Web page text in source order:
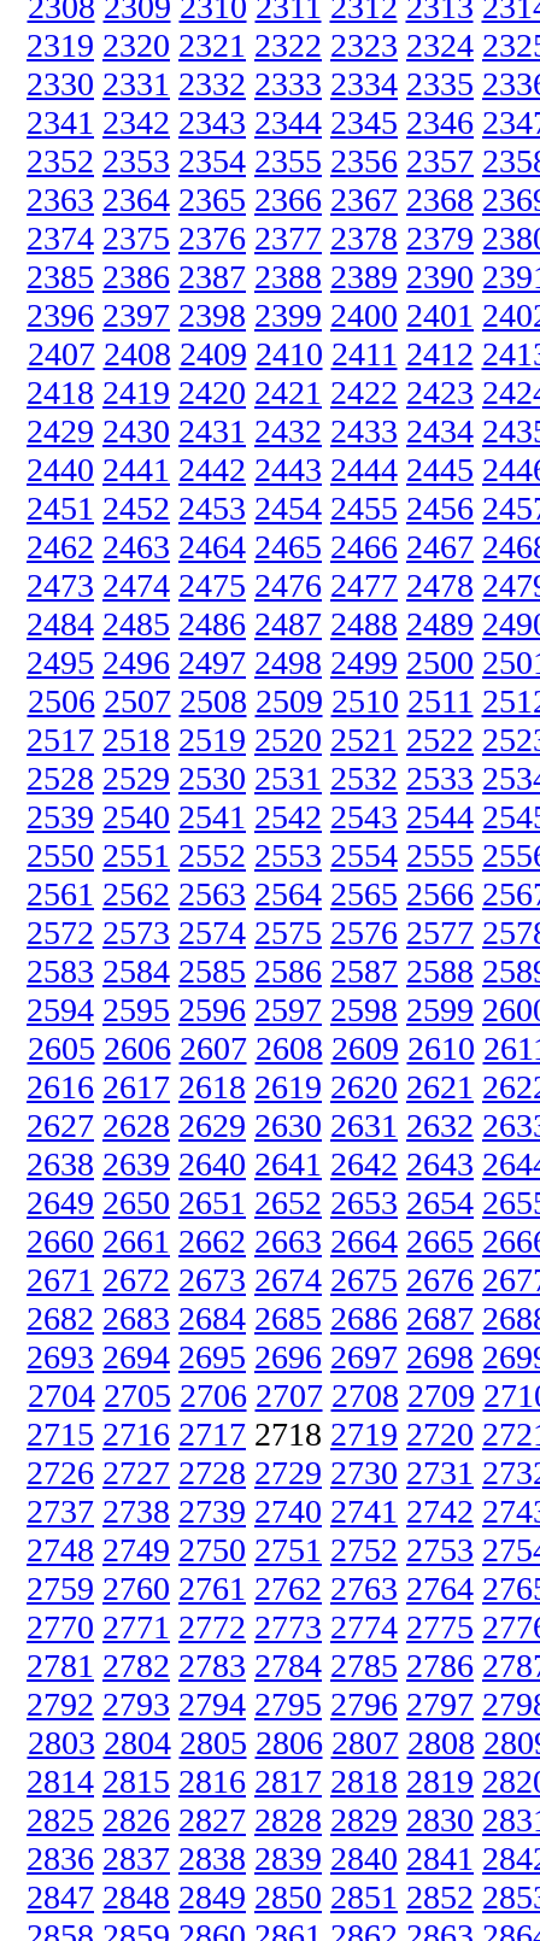
2319 2320 2321 2322 2323 2324
2330 2331 2332 2333 2334 2335
2341 2342 2343 2344 2345 2346
2352 2353 2354 2355 2356 2357
2363 2364 2365 2366 2367 2368
2374 2375 2376 2377 2378 2379
2385 2386 2387 2388 2389 2390
2396 2397 2398 2399 2400 2401
2407 2408 2409 2410 2411 2412
2418 2419 2420 2421 2422 2423
2429 2430 2431 2432 2433 2434
2440 2441 2442 2443 2444 2445
2451 2452 2453 2454 2455 2456
2462 2463 2464 2465 2466 2467
2473 2474 2475 2476 2477 2478
2484 2485 2486 2487 2488 2489
2495 2496 2497 2498 2499 2500
2506 2507 2508 2509 2510 2511
2517 2518 2519 2520 2521 2522
2528 2529 2530 2531 2532 2533
2539 2540 2541 2542 2543 2544
2550 2551 2552 2553 2554 2555
2561 2562 2563 2564 2565 2566
2572 2573 2574 2575 2576 2577
2583 2584 2585 2586 2587 2588
2594 2595 2596 2597 2598 2599
2605 2606 2607 2608 2609 2610
2616 2617 2618 2619 2620 2621
2627 2628 2629 2630 2631 2632
2638 2639 2640 2641 2642 2643
2649 2650 2651 2652 2653 2654
2660 2661 2662 2663 2664 2665
2671 2672 2673 2674 2675 2676
2682 2683 2684 2685 2686 2687
2693 2694 2695 2696 2697 2698
2704 2705 2706 2707 2708 2709
2715 2716 2717 2718 2719 2720
2726 2727 2728 2729 2730 2731
2737 2738 2739 2740 2741 2742
2748 2749 2750 2751 2752 2753
2759 2760 2761 2762 2763 2764
2770 2771 2772 2773 2774 2775
2781 2782 2783 2784 2785 2786
2792 2793 2794 2795 2796 2797
2803 2804 2805 2806 2807 2808
2814 2815 2816 2817 2818 2819
2825 2826 2827 2828 2829 2830
2836 2837 2838 2839 2840 2841
2847 2848 2849 2850 2851 2852